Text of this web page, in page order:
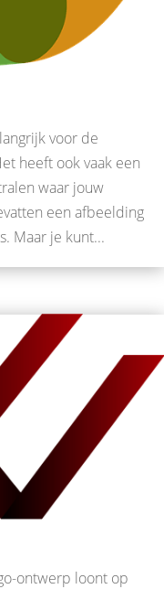
voor de
heeft ook vaak een
waar jouw
een afbeelding
Maar je kunt...
ontwerp loont op